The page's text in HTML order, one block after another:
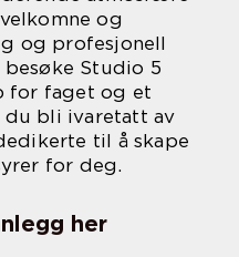
og
og profesjonell
Studio 5
for faget og et
bli ivaretatt av
til å skape
for deg.
her